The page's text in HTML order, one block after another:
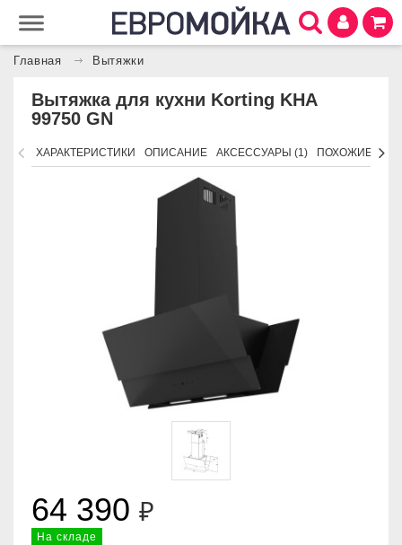
Главная Вытяжки
Вытяжка для кухни Korting KHA
99750 GN
ХАРАКТЕРИСТИКИ ОПИСАНИЕ АКСЕССУАРЫ (1) ПОХОЖИЕ
64 390 ₽
На складе